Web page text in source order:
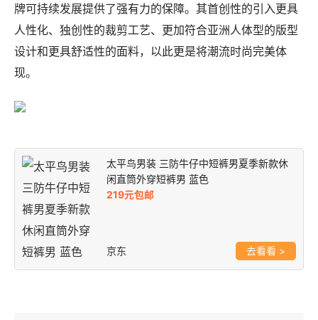
牌可持续发展提供了强有力的保障。其首创性的引入更具
人性化、独创性的裁剪工艺、更加符合亚洲人体型的版型
设计和更具舒适性的面料，以此更是将潮流时尚完美体
现。
太平鸟男装 三防牛仔中短裤男夏季新款休
闲直筒外穿短裤男 蓝色
219元包邮
京东 >